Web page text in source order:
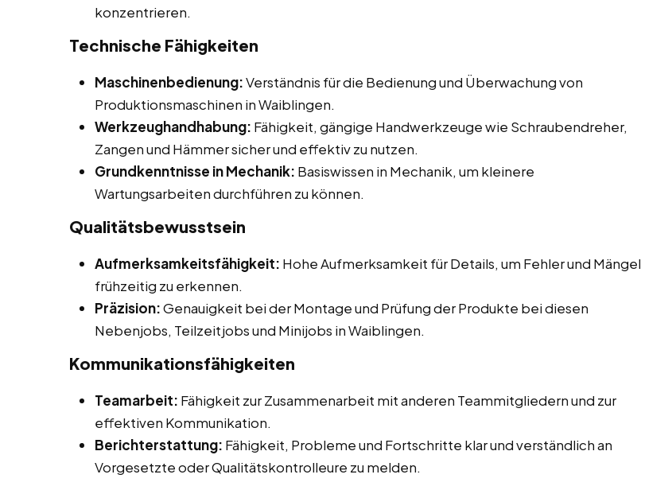
konzentrieren.
Technische Fähigkeiten
Maschinenbedienung:Verständnis für die Bedienung und Überwachung von
Produktionsmaschinen in Waiblingen.
Werkzeughandhabung: Fähigkeit, gängige Handwerkzeuge wie Schraubendreher,
Zangen und Hämmer sicher und effektiv zu nutzen.
Grundkenntnisse in Mechanik: Basiswissen in Mechanik, um kleinere
Wartungsarbeiten durchführen zu können.
Qualitätsbewusstsein
Aufmerksamkeitsfähigkeit: Hohe Aufmerksamkeit für Details, um Fehler und Mängel
frühzeitig zu erkennen.
Präzision:Genauigkeit bei der Montage und Prüfung der Produkte bei diesen
Nebenjobs, Teilzeitjobs und Minijobs in Waiblingen.
Kommunikationsfähigkeiten
Teamarbeit: Fähigkeit zur Zusammenarbeit mit anderen Teammitgliedern und zur
effektiven Kommunikation.
Berichterstattung: Fähigkeit, Probleme und Fortschritte klar und verständlich an
Vorgesetzte oder Qualitätskontrolleure zu melden.